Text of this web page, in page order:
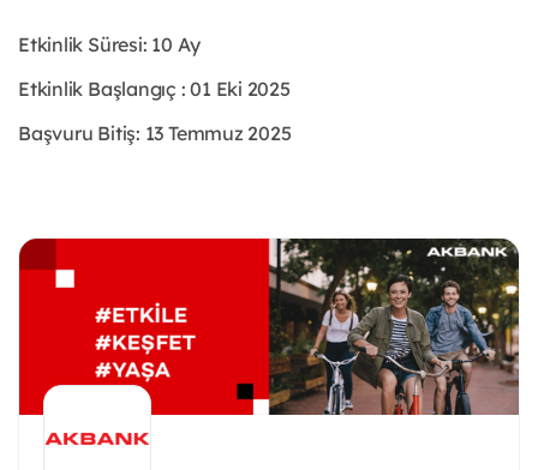
Etkinlik Süresi: 10 Ay
Etkinlik Başlangıç :01 Eki 2025
Başvuru Bitiş: 13 Temmuz 2025